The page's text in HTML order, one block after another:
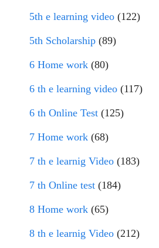
5th e learning video (122)
5th Scholarship (89)
6 Home work (80)
6 th e learning video (117)
6 th Online Test (125)
7 Home work (68)
7 th e learnig Video (183)
7 th Online test (184)
8 Home work (65)
8 th e learnig Video (212)